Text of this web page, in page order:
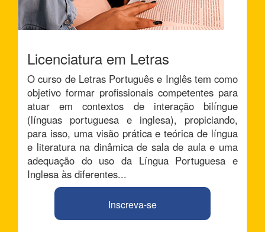
Licenciatura em Letras
O curso de Letras Português e Inglês tem como
objetivo formar profissionais competentes para
atuar em contextos de interação bilíngue
(línguas portuguesa e inglesa), propiciando,
para isso, uma visão prática e teórica de língua
e literatura na dinâmica de sala de aula e uma
adequação do uso da Língua Portuguesa e
Inglesa às diferentes...
Inscreva-se